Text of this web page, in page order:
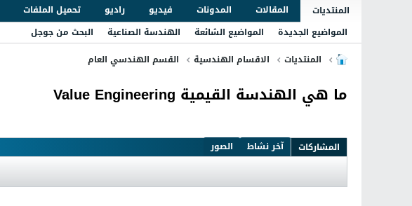
المنتديات المقالات المدونات فيديو راديو تحميل الملفات
المواضيع الجديدة
المواضيع الشائعة الهندسة الصناعية
البحث من جوجل
المنتديات
الاقسام الهندسية القسم الهندسي العام
ما هي الهندسة القيمية Value Engineering
المشاركات آخر نشاط الصور